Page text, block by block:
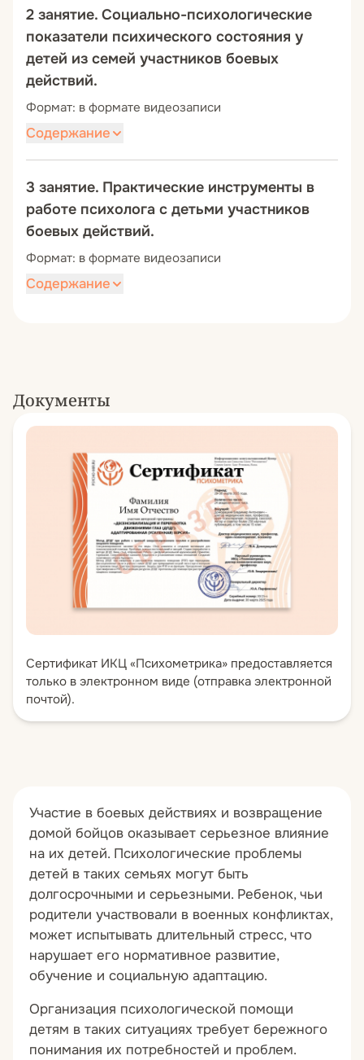
жизни ребенка. Состояние детей после
травмирующих событий. Помощь ребенку в
кризисном состоянии. Участие психолога в
сопровождении семей комбатантов.
2 занятие. Социально-психологические
показатели психического состояния у
детей из семей участников боевых
действий.
Формат: в формате видеозаписи
Содержание
Психология детей из семей участников
боевых действий. Работа с чувствами и
состояниями. Сопровождение детей из
семей участников боевых действий.
3 занятие. Практические инструменты в
работе психолога с детьми участников
боевых действий.
Формат: в формате видеозаписи
Содержание
сопровождения несовершеннолетних.
Документы
Сертификат ИКЦ «Психометрика» предоставляется
только в электронном виде (отправка электронной
почтой).
Участие в боевых действиях и возвращение
домой бойцов оказывает серьезное влияние
на их детей. Психологические проблемы
детей в таких семьях могут быть
долгосрочными и серьезными. Ребенок, чьи
родители участвовали в военных конфликтах,
может испытывать длительный стресс, что
нарушает его нормативное развитие,
обучение и социальную адаптацию.
Организация психологической помощи
детям в таких ситуациях требует бережного
понимания их потребностей и проблем.